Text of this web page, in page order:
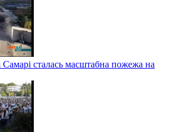
Самарі сталась масштабна пожежа на